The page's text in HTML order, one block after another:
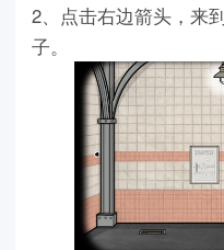
2、点击右边箭头，来
子。